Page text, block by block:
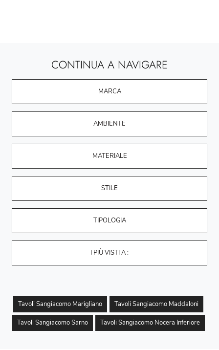
CONTINUA A NAVIGARE
MARCA
AMBIENTE
MATERIALE
STILE
TIPOLOGIA
I PIÙ VISTI A :
Tavoli Sangiacomo Marigliano Tavoli Sangiacomo Maddaloni
Tavoli Sangiacomo Sarno Tavoli Sangiacomo Nocera Inferiore